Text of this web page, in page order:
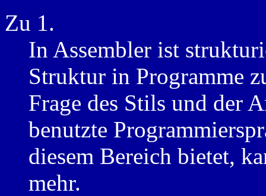
Zu 1.
In Assembler ist
Struktur in Programme
Frage des Stils und der
benutzte
diesem Bereich bietet,
mehr.